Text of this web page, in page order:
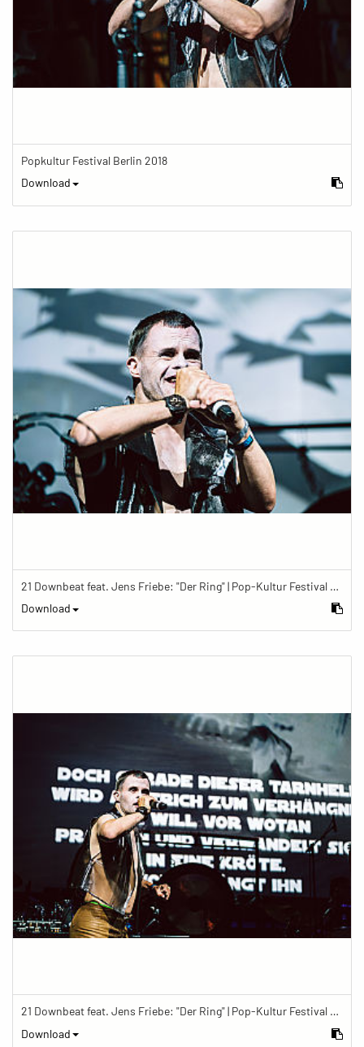
Popkultur Festival Berlin 2018
Download
21 Downbeat feat. Jens Friebe: "Der Ring" | Pop-Kultur Festival 2019
Download
21 Downbeat feat. Jens Friebe: "Der Ring" | Pop-Kultur Festival 2019
Download